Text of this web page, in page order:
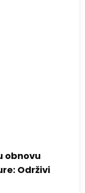
obnovu
Održivi